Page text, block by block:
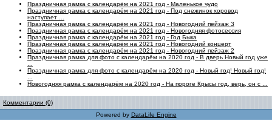
Праздничная рамка с календарём на 2021 год - Маленькое чудо
Праздничная рамка с календарём на 2021 год - Под снежинок хоровод
наступает ...
Праздничная рамка с календарём на 2021 год - Новогодний пейзаж 3
Праздничная рамка с календарём на 2021 год - Новогодняя фотосессия
Праздничная рамка с календарём на 2021 год - Год Быка
Праздничная рамка с календарём на 2021 год - Новогодний концерт
Праздничная рамка с календарём на 2021 год - Новогодний пейзаж 2
Праздничная рамка для фото с календарём на 2020 год - В дверь Новый год уже
Праздничная рамка для фото с календарём на 2020 год - Новый год! Новый год!
Новогодняя рамка с календарём на 2020 год - На пороге Крысы год, верь, он с ...
Комментарии (0)
Powered by DataLife Engine